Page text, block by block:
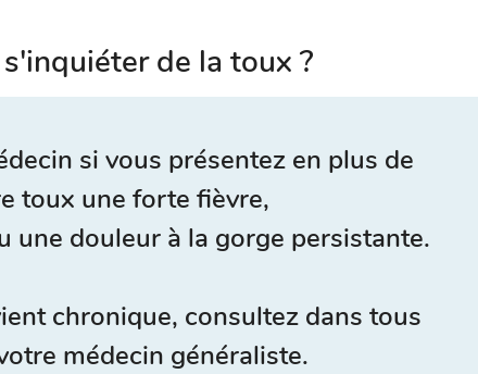
de la toux ?
si vous présentez en plus de
toux une forte fièvre,
une douleur à la gorge persistante.
chronique, consultez dans tous
médecin généraliste.